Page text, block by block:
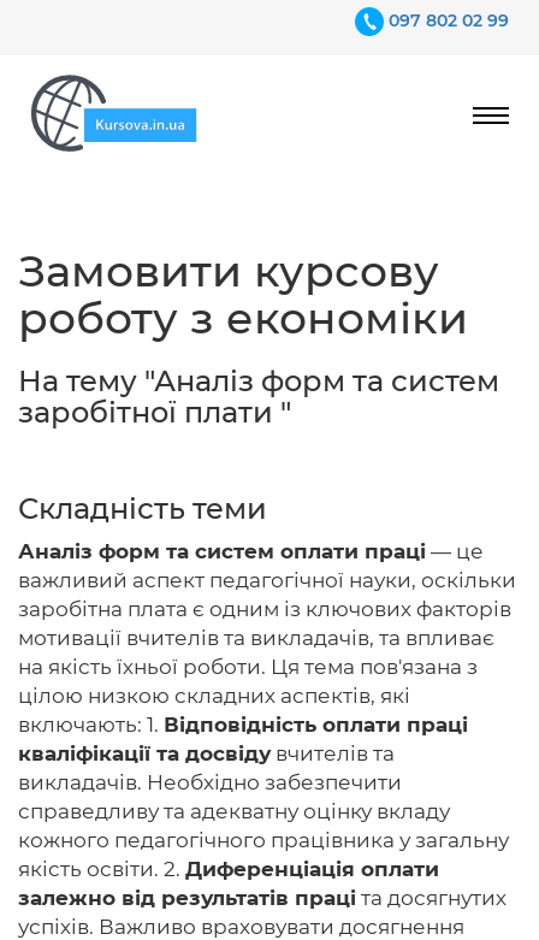
097 802 02 99
Замовити курсову
роботу з економіки
На тему "Аналіз форм та систем
заробітної плати "
Складність теми
Аналіз форм та систем оплати праці — це
важливий аспект педагогічної науки, оскільки
заробітна плата є одним із ключових факторів
мотивації вчителів та викладачів, та впливає
на якість їхньої роботи. Ця тема пов'язана з
цілою низкою складних аспектів, які
включають: 1. Відповідність оплати праці
кваліфікації та досвідувчителів та
викладачів. Необхідно забезпечити
справедливу та адекватну оцінку вкладу
кожного педагогічного працівника у загальну
якість освіти. 2. Диференціація оплати
залежно від результатів праці та досягнутих
успіхів. Важливо враховувати досягнення
Гарантії
Відгуки
Контакти
Головна
Авторам
Умови